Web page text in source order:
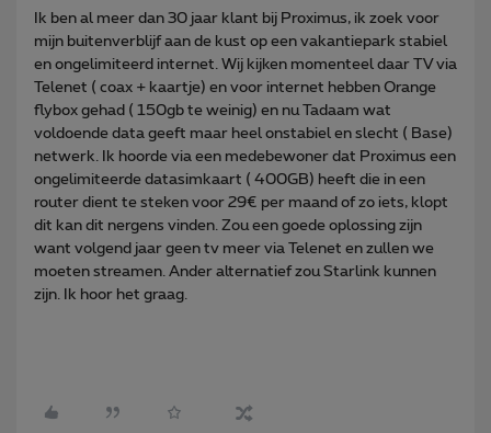
Ik ben al meer dan 30 jaar klant bij Proximus, ik zoek voor
mijn buitenverblijf aan de kust op een vakantiepark stabiel
en ongelimiteerd internet. Wij kijken momenteel daar TV via
Telenet ( coax + kaartje) en voor internet hebben Orange
flybox gehad ( 150gb te weinig) en nu Tadaam wat
voldoende data geeft maar heel onstabiel en slecht ( Base)
netwerk. Ik hoorde via een medebewoner dat Proximus een
ongelimiteerde datasimkaart ( 400GB) heeft die in een
router dient te steken voor 29€ per maand of zo iets, klopt
dit kan dit nergens vinden. Zou een goede oplossing zijn
want volgend jaar geen tv meer via Telenet en zullen we
moeten streamen. Ander alternatief zou Starlink kunnen
zijn. Ik hoor het graag.